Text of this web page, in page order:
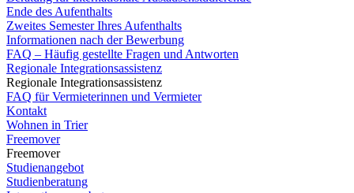
Ende des Aufenthalts
Zweites Semester Ihres Aufenthalts
Informationen nach der Bewerbung
FAQ – Häufig gestellte Fragen und Antworten
Regionale Integrationsassistenz
Regionale Integrationsassistenz
FAQ für Vermieterinnen und Vermieter
Kontakt
Wohnen in Trier
Freemover
Freemover
Studienangebot
Studienberatung